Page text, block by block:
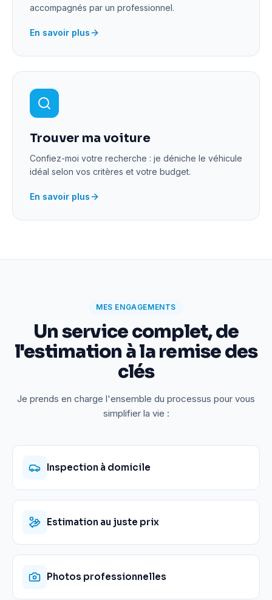
accompagnés par un professionnel.
En savoir plus
Trouver ma voiture
Confiez-moi votre recherche : je déniche le véhicule
idéal selon vos critères et votre budget.
En savoir plus
MES ENGAGEMENTS
Un service complet, de
l'estimation à la remise des
clés
Je prends en charge l'ensemble du processus pour vous
simplifier la vie :
Inspection à domicile
Estimation au juste prix
Photos professionnelles